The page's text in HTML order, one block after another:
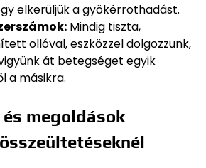
elkerüljük a gyökérrothadást.
Mindig tiszta,
ollóval, eszközzel dolgozzunk,
át betegséget egyik
a másikra.
megoldások